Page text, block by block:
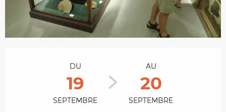
DU
19
SEPTEMBRE
AU
20
SEPTEMBRE